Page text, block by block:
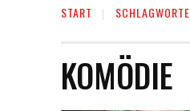
START SCHLAGWORTE
KOMÖDIE